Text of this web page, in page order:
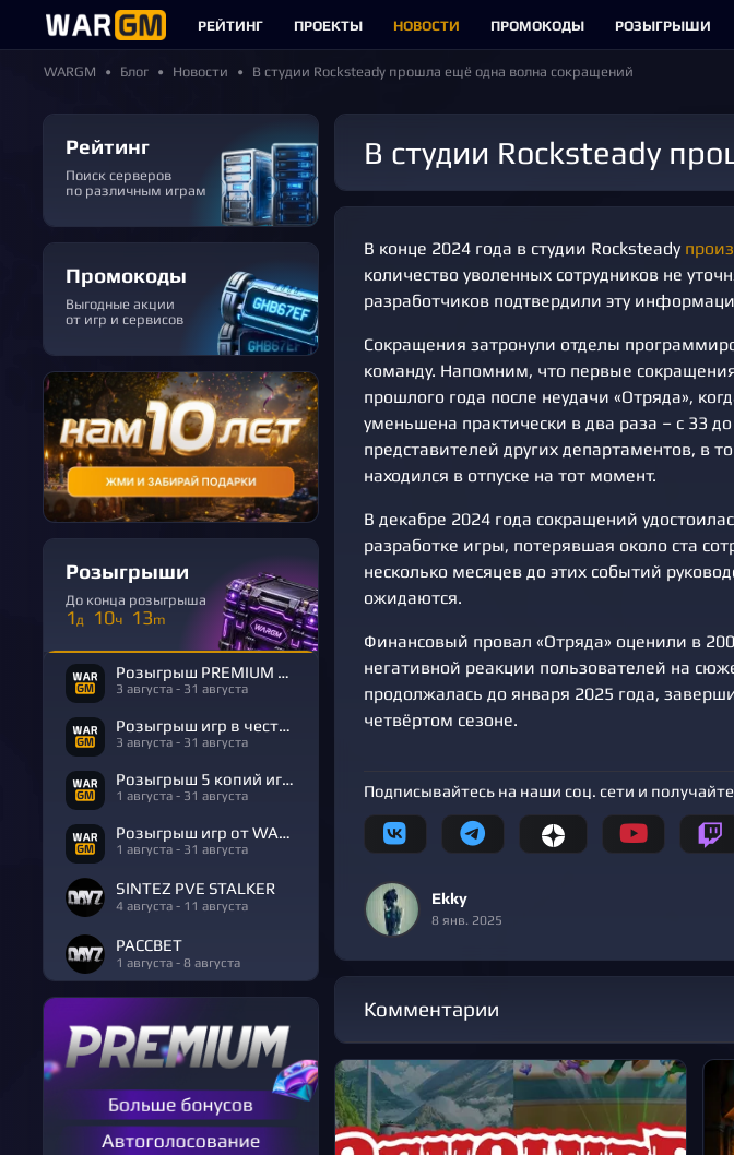
РЕЙТИНГ ПРОЕКТЫ НОВОСТИ ПРОМОКОДЫ РОЗЫГРЫШИ
WARGM Блог Новости В студии Rocksteady прошла ещё одна волна сокращений
Рейтинг
Поиск серверов
по различным играм
Промокоды
Выгодные акции
от игр и сервисов
Розыгрыши
До конца розыгрыша
1д 10ч 13m
Розыгрыш PREMIUM в честь Дня Рождения
3 августа - 31 августа
Розыгрыш игр в честь Дня Рождения
3 августа - 31 августа
Розыгрыш 5 копий игры R.E.P.O.
1 августа - 31 августа
Розыгрыш игр от WARGM
1 августа - 31 августа
SINTEZ PVE STALKER
4 августа - 11 августа
РАССВЕТ
1 августа - 8 августа
В студии Rocksteady
В конце 2024 года в студии Rocksteady
количество уволенных сотрудников не
разработчиков подтвердили эту
Сокращения затронули отделы
команду. Напомним, что первые
прошлого года после неудачи «Отряда»,
уменьшена практически в два раза – с 33
представителей других департаментов, в
находился в отпуске на тот момент.
В декабре 2024 года сокращений
разработке игры, потерявшая около ста
несколько месяцев до этих событий
ожидаются.
Финансовый провал «Отряда» оценили в
негативной реакции пользователей на
продолжалась до января 2025 года,
четвёртом сезоне.
Подписывайтесь на наши соц. сети и
Ekky
8 янв. 2025
Комментарии